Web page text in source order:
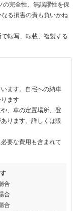
の完全性、無誤謬性を保
る損害の責も負いかね
転写、転載、複製する
ます。自宅への納車
ます
、車の定置場所、登
ります。詳しくは販
要な費用も含まれて
合
合
合